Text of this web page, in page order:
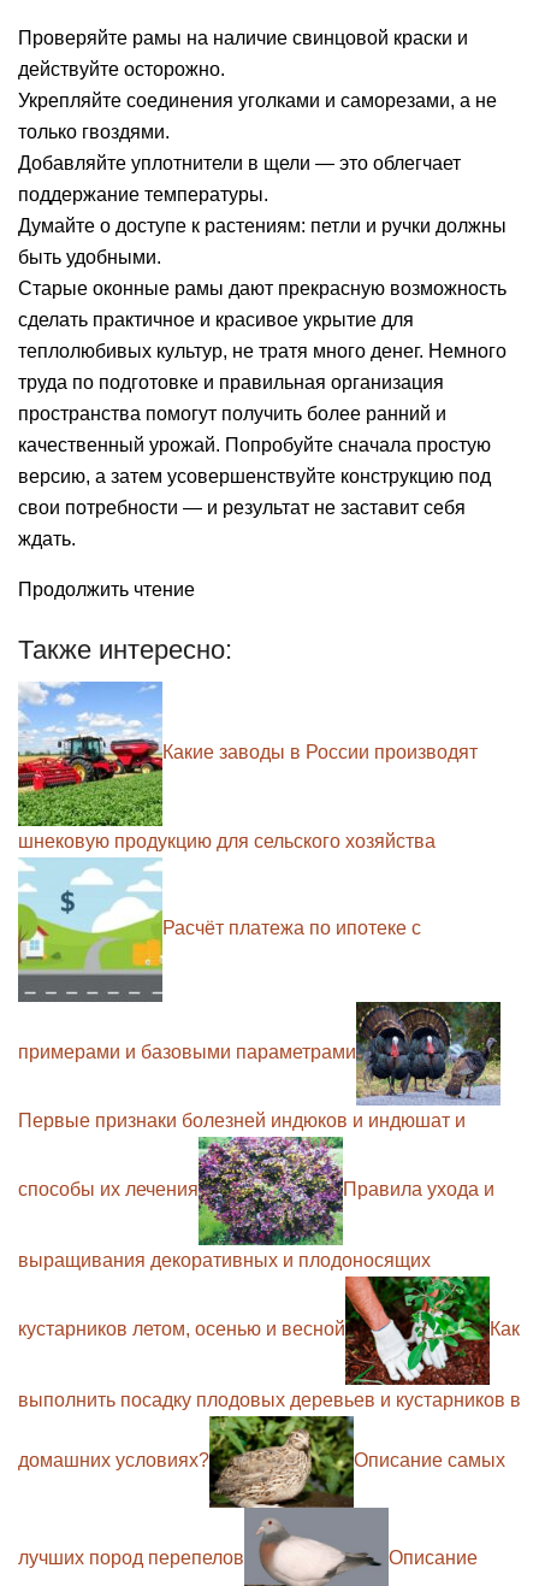
Проверяйте рамы на наличие свинцовой краски и
действуйте осторожно.
Укрепляйте соединения уголками и саморезами, а не
только гвоздями.
Добавляйте уплотнители в щели — это облегчает
поддержание температуры.
Думайте о доступе к растениям: петли и ручки должны
быть удобными.
Старые оконные рамы дают прекрасную возможность
сделать практичное и красивое укрытие для
теплолюбивых культур, не тратя много денег. Немного
труда по подготовке и правильная организация
пространства помогут получить более ранний и
качественный урожай. Попробуйте сначала простую
версию, а затем усовершенствуйте конструкцию под
свои потребности — и результат не заставит себя
ждать.
Продолжить чтение
Также интересно:
Какие заводы в России производят
шнековую продукцию для сельского хозяйства
Расчёт платежа по ипотеке с
примерами и базовыми параметрами
Первые признаки болезней индюков и индюшат и
способы их лечения Правила ухода и
выращивания декоративных и плодоносящих
кустарников летом, осенью и весной Как
выполнить посадку плодовых деревьев и кустарников в
домашних условиях? Описание самых
лучших пород перепелов Описание